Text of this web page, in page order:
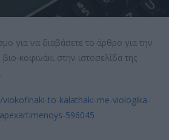
για να διαβάσετε το άρθρο για την
κοφινάκι στην ιστοσελίδα της
to-kalathaki-me-viologika-
596045